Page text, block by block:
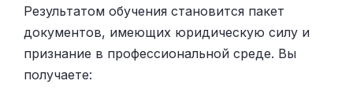
Результатом обучения становится пакет
документов, имеющих юридическую силу и
признание в профессиональной среде. Вы
получаете: